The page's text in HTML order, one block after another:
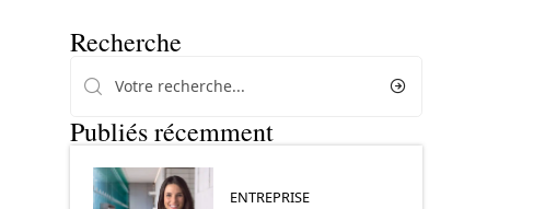
Recherche
Publiés récemment
ENTREPRISE